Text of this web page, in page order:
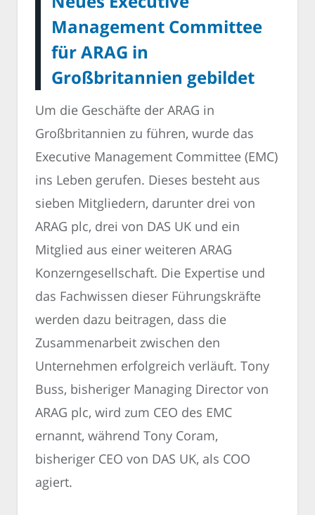
Management Committee
für ARAG in
Großbritannien gebildet
Um die Geschäfte der ARAG in
Großbritannien zu führen, wurde das
Executive Management Committee (EMC)
ins Leben gerufen. Dieses besteht aus
sieben Mitgliedern, darunter drei von
ARAG plc, drei von DAS UK und ein
Mitglied aus einer weiteren ARAG
Konzerngesellschaft. Die Expertise und
das Fachwissen dieser Führungskräfte
werden dazu beitragen, dass die
Zusammenarbeit zwischen den
Unternehmen erfolgreich verläuft. Tony
Buss, bisheriger Managing Director von
ARAG plc, wird zum CEO des EMC
ernannt, während Tony Coram,
bisheriger CEO von DAS UK, als COO
agiert.